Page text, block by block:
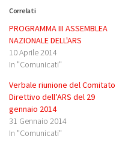
Correlati
PROGRAMMA III ASSEMBLEA
NAZIONALE DELL'ARS
10 Aprile 2014
In "Comunicati"
Verbale riunione del Comitato
Direttivo dell’ARS del 29
gennaio 2014
31 Gennaio 2014
In "Comunicati"